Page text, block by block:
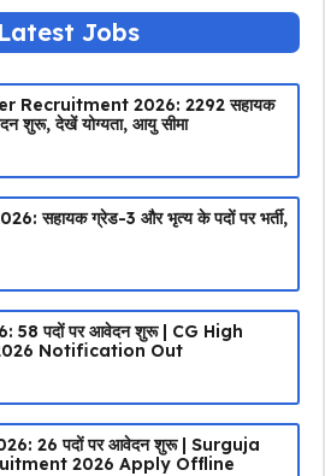
Latest Jobs
Recruitment 2026: 2292 सहायक
शुरू, देखें योग्यता, आयु सीमा
सहायक ग्रेड-3 और भृत्य के पदों पर भर्ती,
58 पदों पर आवेदन शुरू | CG High
Notification Out
2026: 26 पदों पर आवेदन शुरू | Surguja
2026 Apply Offline